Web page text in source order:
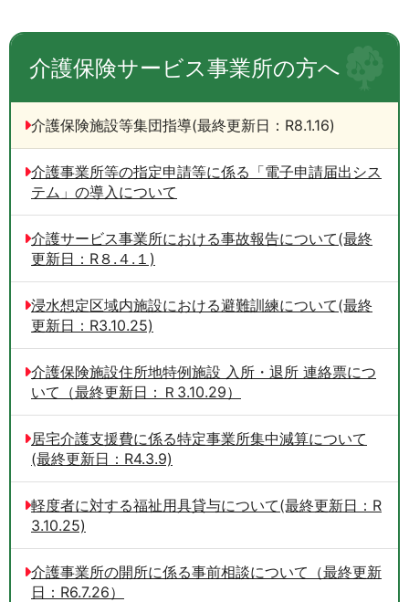
介護保険サービス事業所の方へ
介護保険施設等集団指導(最終更新日：R8.1.16)
介護事業所等の指定申請等に係る「電子申請届出シス
テム」の導入について
介護サービス事業所における事故報告について(最終
更新日：R８.４.１)
浸水想定区域内施設における避難訓練について(最終
更新日：R3.10.25)
介護保険施設住所地特例施設 入所・退所 連絡票につ
いて（最終更新日：Ｒ3.10.29）
居宅介護支援費に係る特定事業所集中減算について
(最終更新日：R4.3.9)
軽度者に対する福祉用具貸与について(最終更新日：R
3.10.25)
介護事業所の開所に係る事前相談について（最終更新
日：R6.7.26）